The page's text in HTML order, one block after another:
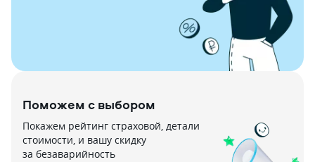
Поможем с выбором
Покажем рейтинг страховой, детали
стоимости, и вашу скидку
за безаварийность